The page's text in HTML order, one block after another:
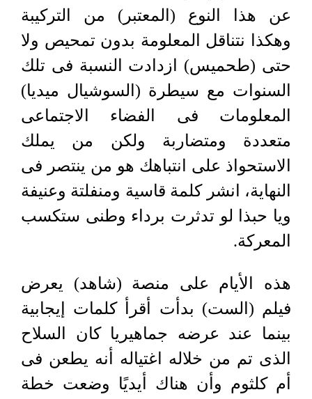
عن هذا النوع (المعتبر) من التركيبة
وهكذا نتناقل المعلومة بدون تمحيص ولا
حتى (طحميس) ازدادت النسبة فى تلك
السنوات مع سيطرة (السوشيال ميديا)
المعلومات فى الفضاء الاجتماعى
متعددة ومتضاربة ولكن من يملك
الاستحواذ على انتباهك هو من ينتصر فى
النهاية، انشر كلمة قاسية ومنفلتة وعنيفة
ويا حبذا لو تدثرت برداء وطنى ستكسب
المعركة.
هذه الأيام على منصة (شاهد) يعرض
فيلم (الست) بدأت أقرأ كلمات إيجابية
بينما عند عرضه جماهيريا كان السلاح
الذى تم من خلاله اغتياله أنه يطعن فى
أم كلثوم وأن هناك أيديًا وضعت خطة